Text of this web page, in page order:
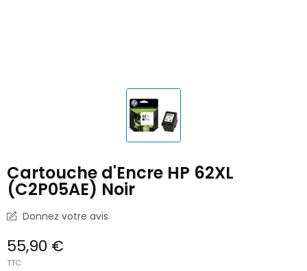
Cartouche d'Encre HP 62XL
(C2P05AE) Noir
Donnez votre avis
55,90 €
TTC